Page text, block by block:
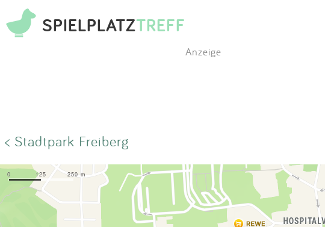
SPIELPLATZTREFF
Anzeige
< Stadtpark Freiberg